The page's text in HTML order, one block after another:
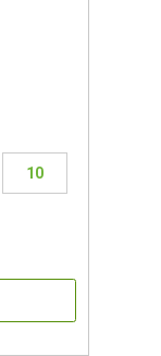
10